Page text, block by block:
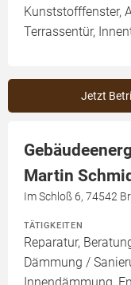
Kunststofffenster,
Terrassentür,
Jetzt
Martin
Im Schloß 6, 74542
TÄTIGKEITEN
Reparatur,
Dämmung /